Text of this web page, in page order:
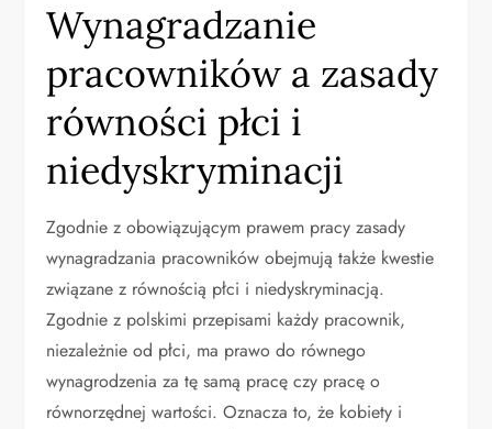
Wynagradzanie
pracowników a zasady
równości płci i
niedyskryminacji
Zgodnie z obowiązującym prawem pracy zasady
wynagradzania pracowników obejmują także kwestie
związane z równością płci i niedyskryminacją.
Zgodnie z polskimi przepisami każdy pracownik,
niezależnie od płci, ma prawo do równego
wynagrodzenia za tę samą pracę czy pracę o
równorzędnej wartości. Oznacza to, że kobiety i